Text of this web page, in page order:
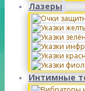
Лазеры
Интимные